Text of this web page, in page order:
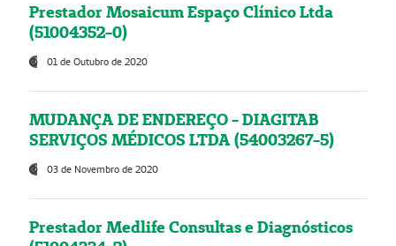
Prestador Mosaicum Espaço Clínico Ltda
(51004352-0)
01 de Outubro de 2020
MUDANÇA DE ENDEREÇO - DIAGITAB
SERVIÇOS MÉDICOS LTDA (54003267-5)
03 de Novembro de 2020
Prestador Medlife Consultas e Diagnósticos